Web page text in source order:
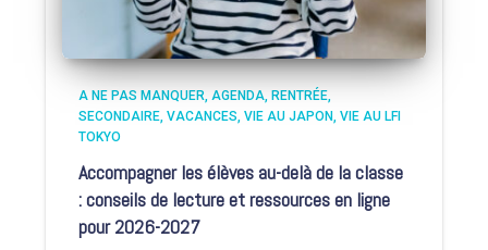
A NE PAS MANQUER AGENDA RENTRÉE
SECONDAIRE VACANCES VIE AU JAPON VIE AU LFI
TOKYO
Accompagner les élèves au-delà de la classe
: conseils de lecture et ressources en ligne
pour 2026-2027